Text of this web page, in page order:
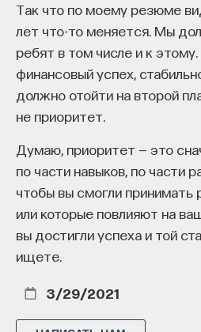
Так что по моему резюме
лет что-то меняется. Мы
ребят в том числе и к
финансовый успех,
должно отойти на второй
не приоритет.
Думаю, приоритет — это
по части навыков, по части
чтобы вы смогли
или которые повлияют на
вы достигли успеха и той
ищете.
3/29/2021
опубликованных, в
документы. И потом уже,
в аспирантуре, я поехала
и там работала с самими
сборника, выборки,
в XIV веке, были
предложила для дипломной
их читать. Я выучила
и таким образом втянулась.
она подсказала мне тему
моей жизни. Потому что я
права, заходя к ней с разных
только благодаря занятию
что и в ведьмах, и в Жанне